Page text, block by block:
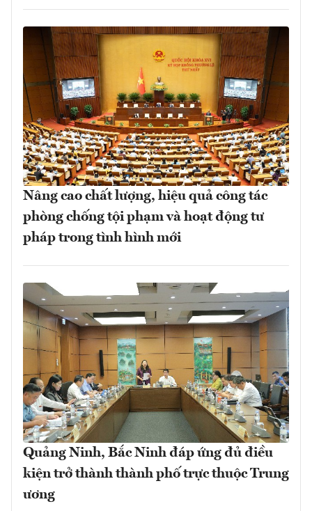
Nâng cao chất lượng, hiệu quả công tác
phòng chống tội phạm và hoạt động tư
pháp trong tình hình mới
Quảng Ninh, Bắc Ninh đáp ứng đủ điều
kiện trở thành thành phố trực thuộc Trung
ương